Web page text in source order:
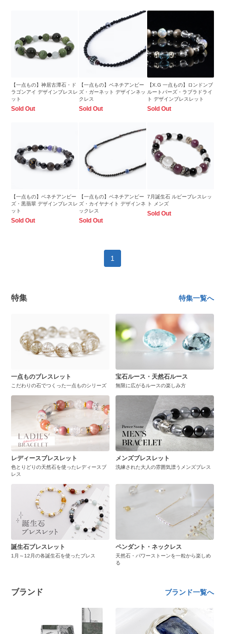
【一点もの】神居古潭石・ド
ラゴンアイ デザインブレスレ
ット
Sold Out
【一点もの】ベネチアンビー
ズ・ガーネット デザインネッ
クレス
Sold Out
【X.G 一点もの】ロンドンブ
ルートパーズ・ラブラドライ
ト デザインブレスレット
Sold Out
【一点もの】ベネチアンビー
ズ・黒翡翠 デザインブレスレ
ット
Sold Out
【一点もの】ベネチアンビー
ズ・カイヤナイト デザインネ
ックレス
Sold Out
7月誕生石 ルビーブレスレッ
ト メンズ
Sold Out
1
特集 特集一覧へ
一点ものブレスレット
こだわりの石でつくった一点ものシリーズ
宝石ルース・天然石ルース
無限に広がるルースの楽しみ方
レディースブレスレット
色とりどりの天然石を使ったレディースブ
レス
メンズブレスレット
洗練された大人の雰囲気漂うメンズブレス
誕生石ブレスレット
1月～12月の各誕生石を使ったブレス
ペンダント・ネックレス
天然石・パワーストーンを一粒から楽しめ
る
ブランド ブランド一覧へ